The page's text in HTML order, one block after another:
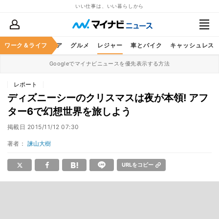
いい仕事は、いい暮らしから
ワーク＆ライフ
暮らし ヘルスケア グルメ レジャー 車とバイク キャッシュレス
Googleでマイナビニュースを優先表示する方法
レポート
ディズニーシーのクリスマスは夜が本領! アフ
ター6で幻想世界を旅しよう
掲載日 2015/11/12 07:30
著者： 諫山大樹
URLをコピー